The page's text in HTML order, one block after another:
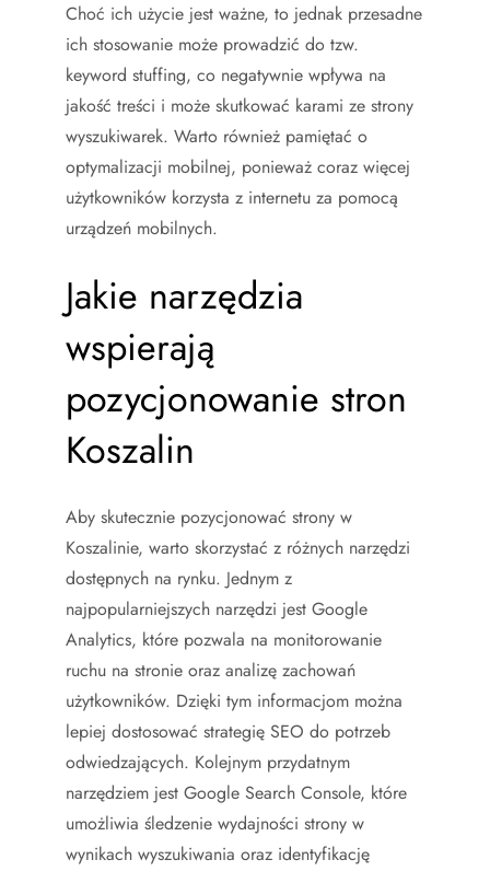
Choć ich użycie jest ważne, to jednak przesadne
ich stosowanie może prowadzić do tzw.
keyword stuffing, co negatywnie wpływa na
jakość treści i może skutkować karami ze strony
wyszukiwarek. Warto również pamiętać o
optymalizacji mobilnej, ponieważ coraz więcej
użytkowników korzysta z internetu za pomocą
urządzeń mobilnych.
Jakie narzędzia
wspierają
pozycjonowanie stron
Koszalin
Aby skutecznie pozycjonować strony w
Koszalinie, warto skorzystać z różnych narzędzi
dostępnych na rynku. Jednym z
najpopularniejszych narzędzi jest Google
Analytics, które pozwala na monitorowanie
ruchu na stronie oraz analizę zachowań
użytkowników. Dzięki tym informacjom można
lepiej dostosować strategię SEO do potrzeb
odwiedzających. Kolejnym przydatnym
narzędziem jest Google Search Console, które
umożliwia śledzenie wydajności strony w
wynikach wyszukiwania oraz identyfikację